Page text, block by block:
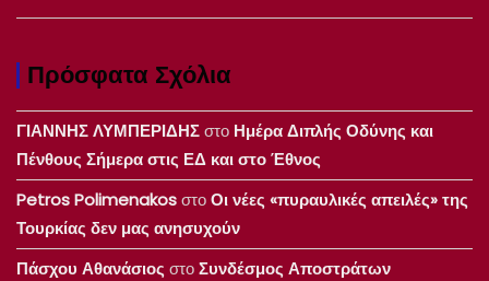
Πρόσφατα Σχόλια
ΓΙΑΝΝΗΣ ΛΥΜΠΕΡΙΔΗΣστο Ημέρα Διπλής Οδύνης και
Πένθους Σήμερα στις ΕΔ και στο Έθνος
Petros PolimenakosστοΟι νέες «πυραυλικές απειλές» της
Τουρκίας δεν μας ανησυχούν
Πάσχου Αθανάσιος στοΣυνδέσμος Αποστράτων